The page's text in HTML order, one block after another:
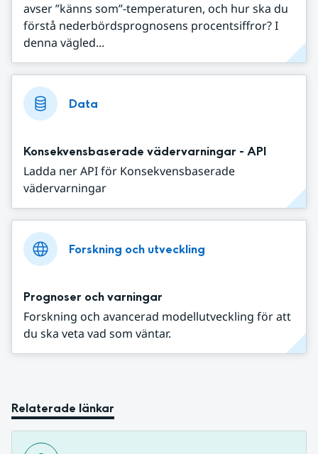
avser ”känns som”-temperaturen, och hur ska du
förstå nederbördsprognosens procentsiffror? I
denna vägled...
Data
Konsekvensbaserade vädervarningar - API
Ladda ner API för Konsekvensbaserade
vädervarningar
Forskning och utveckling
Prognoser och varningar
Forskning och avancerad modellutveckling för att
du ska veta vad som väntar.
Relaterade länkar